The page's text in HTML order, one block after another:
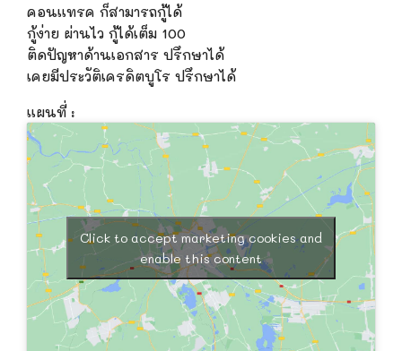
คอนแทรค ก็สามารถกู้ได้
กู้ง่าย ผ่านไว กู้ได้เต็ม 100
ติดปัญหาด้านเอกสาร ปรึกษาได้
เคยมีประวัติเครดิตบูโร ปรึกษาได้
แผนที่ :
Click to accept marketing cookies and
enable this content